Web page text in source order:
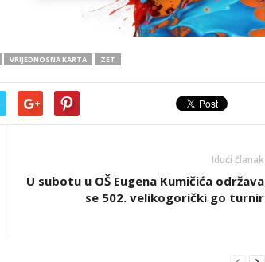
VRIJEDNOSNA KARTA ZET
Idući članak
U subotu u OŠ Eugena Kumičića održava
se 502. velikogorički go turnir